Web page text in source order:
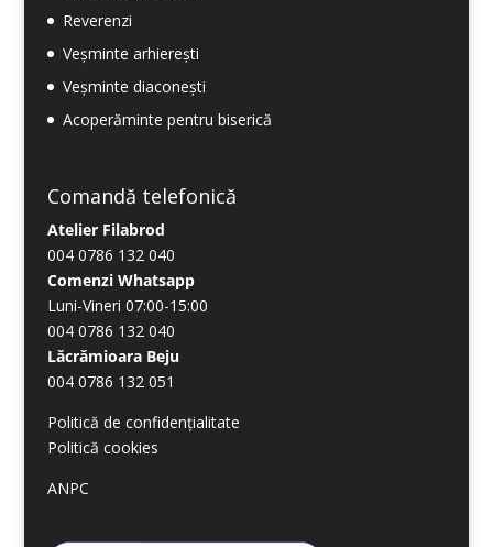
Reverenzi
Veșminte arhierești
Veșminte diaconești
Acoperăminte pentru biserică
Comandă telefonică
Atelier Filabrod
004 0786 132 040
Comenzi Whatsapp
Luni-Vineri 07:00-15:00
004 0786 132 040
Lăcrămioara Beju
004 0786 132 051
Politică de confidențialitate
Politică cookies
ANPC